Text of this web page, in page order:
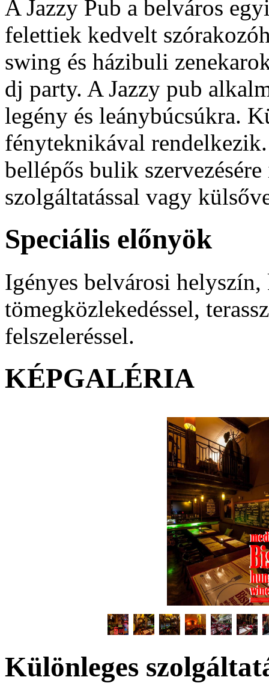
A Jazzy Pub a belváros
felettiek kedvelt
swing és házibuli
dj party. A Jazzy pub
legény és leánybúcsúkra.
fényteknikával
bellépős bulik
szolgáltatással vagy
Speciális előnyök
Igényes belvárosi
tömegközlekedéssel,
felszeleréssel.
KÉPGALÉRIA
Különleges